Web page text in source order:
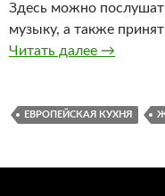
Здесь можно
музыку, а также
Читать далее El matador
→
ЕВРОПЕЙСКАЯ КУХНЯ